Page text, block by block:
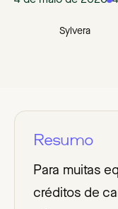
Sylvera
Resumo
Para muitas
créditos de